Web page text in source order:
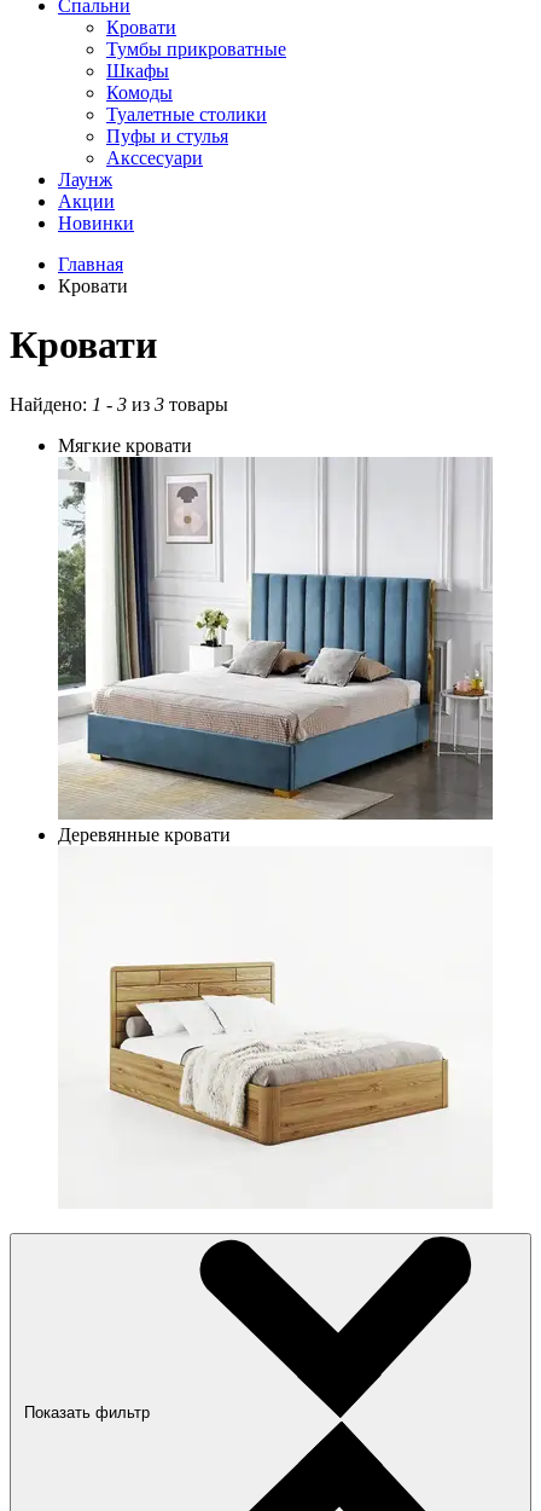
Спальни
Кровати
Тумбы прикроватные
Шкафы
Комоды
Туалетные столики
Пуфы и стулья
Акссесуари
Лаунж
Акции
Новинки
Главная
Кровати
Кровати
Найдено: 1 - 3 из 3 товары
Мягкие кровати
Деревянные кровати
Показать фильтр